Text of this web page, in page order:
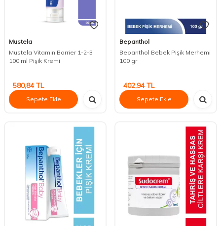
Mustela
Mustela Vitamin Barrier 1-2-3
100 ml Pişik Kremi
580,84 TL
Sepete Ekle
Bepanthol
Bepanthol Bebek Pişik Merhemi
100 gr
402,94 TL
Sepete Ekle